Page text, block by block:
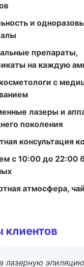
и
препараты,
на каждую
с
лазеры и
поколения
консультация
с 10:00 до 22:00
атмосфера,
лазерную